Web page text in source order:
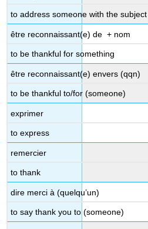
Notes
culturelles
bonnes
manières
table
Flashcards
A
B
C
On
approfondit
!
to address someone with the
être reconnaissant(e) de + nom
to be thankful for something
être reconnaissant(e) envers (qqn)
to be thankful to/for (someone)
exprimer
to express
remercier
to thank
dire merci à (quelqu’un)
to say thank you to (someone)